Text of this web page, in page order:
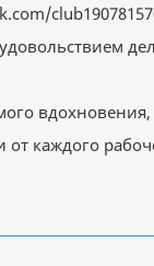
вдохновения,
от каждого